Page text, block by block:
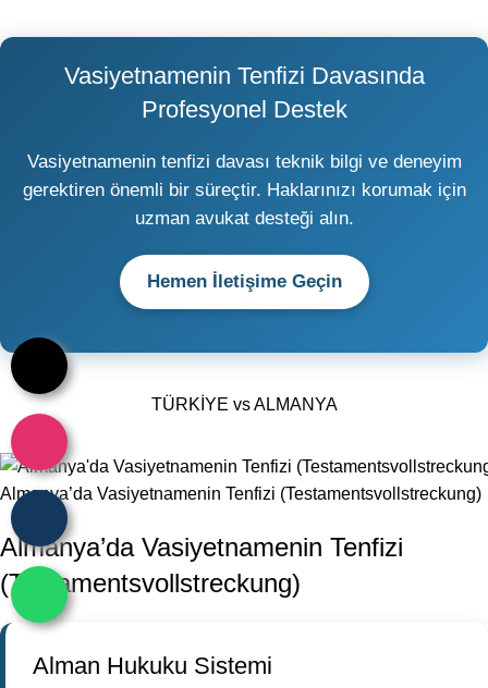
Vasiyetnamenin Tenfizi Davasında
Profesyonel Destek
Vasiyetnamenin tenfizi davası teknik bilgi ve deneyim
gerektiren önemli bir süreçtir. Haklarınızı korumak için
uzman avukat desteği alın.
Hemen İletişime Geçin
TÜRKİYE vs ALMANYA
Almanya’da Vasiyetnamenin Tenfizi (Testamentsvollstreckung)
Almanya’da Vasiyetnamenin Tenfizi
(Testamentsvollstreckung)
Alman Hukuku Sistemi